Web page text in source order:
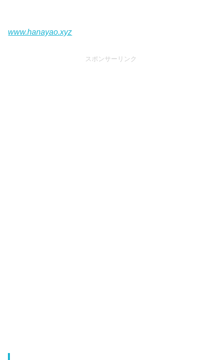
www.hanayao.xyz
スポンサーリンク